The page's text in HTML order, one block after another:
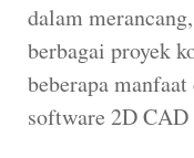
dalam
berbagai proyek
beberapa
software 2D